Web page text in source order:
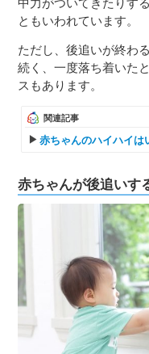
中力がついてきたりす
ともいわれています。
ただし、後追いが終わ
続く、一度落ち着いた
スもあります。
関連記事
赤ちゃんのハイハイは
赤ちゃんが後追いす